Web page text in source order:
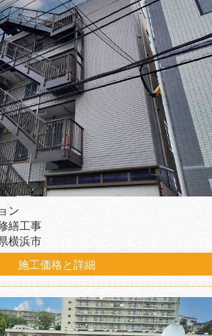
ン
繕工事
横浜市
施工価格と詳細